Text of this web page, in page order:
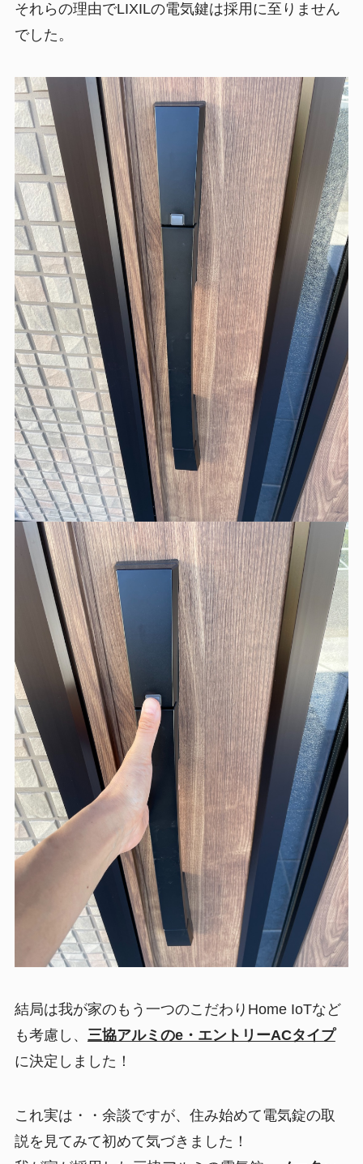
それらの理由でLIXILの電気鍵は採用に至りません
でした。
結局は我が家のもう一つのこだわりHome IoTなど
も考慮し、 三協アルミのe・エントリーACタイプ
に決定しました！
これ実は・・余談ですが、住み始めて電気錠の取
説を見てみて初めて気づきました！